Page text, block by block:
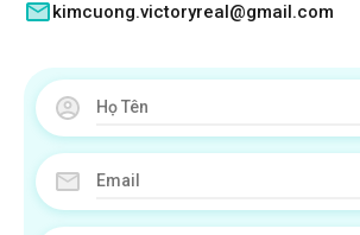
kimcuong.victoryreal@gmail.com